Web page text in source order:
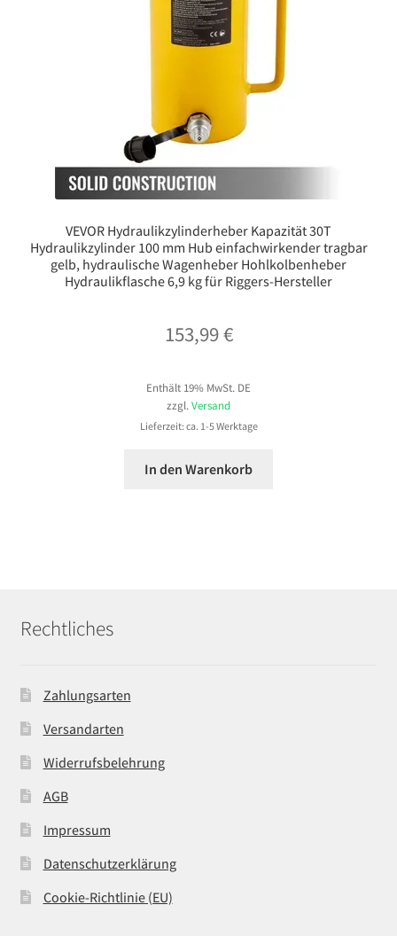
VEVOR Hydraulikzylinderheber Kapazität 30T
Hydraulikzylinder 100 mm Hub einfachwirkender tragbar
gelb, hydraulische Wagenheber Hohlkolbenheber
Hydraulikflasche 6,9 kg für Riggers-Hersteller
153,99€
Enthält 19% MwSt. DE
zzgl. Versand
Lieferzeit: ca. 1-5 Werktage
In den Warenkorb
Rechtliches
Zahlungsarten
Versandarten
Widerrufsbelehrung
AGB
Impressum
Datenschutzerklärung
Cookie-Richtlinie (EU)